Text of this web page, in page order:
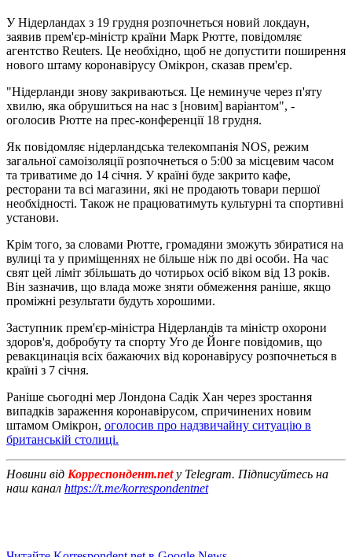
У Нідерландах з 19 грудня розпочнеться новий локдаун,
заявив прем'єр-міністр країни Марк Рютте, повідомляє
агентство Reuters. Це необхідно, щоб не допустити поширення
нового штаму коронавірусу Омікрон, сказав прем'єр.
"Нідерланди знову закриваються. Це неминуче через п'яту
хвилю, яка обрушиться на нас з [новим] варіантом", -
оголосив Рютте на прес-конференції 18 грудня.
Як повідомляє нідерландська телекомпанія NOS, режим
загальної самоізоляції розпочнеться о 5:00 за місцевим часом
та триватиме до 14 січня. У країні буде закрито кафе,
ресторани та всі магазини, які не продають товари першої
необхідності. Також не працюватимуть культурні та спортивні
установи.
Крім того, за словами Рютте, громадяни зможуть збиратися на
вулиці та у приміщеннях не більше ніж по дві особи. На час
свят цей ліміт збільшать до чотирьох осіб віком від 13 років.
Він зазначив, що влада може зняти обмеження раніше, якщо
проміжні результати будуть хорошими.
Заступник прем'єр-міністра Нідерландів та міністр охорони
здоров'я, добробуту та спорту Уго де Йонге повідомив, що
ревакцинація всіх бажаючих від коронавірусу розпочнеться в
країні з 7 січня.
Раніше сьогодні мер Лондона Садік Хан через зростання
випадків зараження коронавірусом, спричинених новим
штамом Омікрон, оголосив про надзвичайну ситуацію в
британській столиці.
Новини від Корреспондент.netу Telegram. Підписуйтесь на
наш канал https://t.me/korrespondentnet